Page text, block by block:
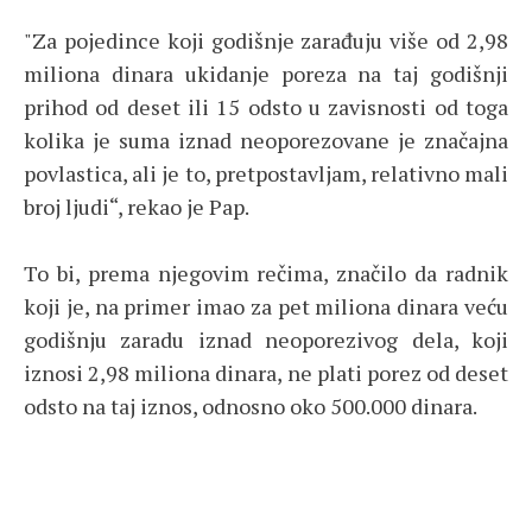
"Za pojedince koji godišnje zarađuju više od 2,98
miliona dinara ukidanje poreza na taj godišnji
prihod od deset ili 15 odsto u zavisnosti od toga
kolika je suma iznad neoporezovane je značajna
povlastica, ali je to, pretpostavljam, relativno mali
broj ljudi“, rekao je Pap.
To bi, prema njegovim rečima, značilo da radnik
koji je, na primer imao za pet miliona dinara veću
godišnju zaradu iznad neoporezivog dela, koji
iznosi 2,98 miliona dinara, ne plati porez od deset
odsto na taj iznos, odnosno oko 500.000 dinara.